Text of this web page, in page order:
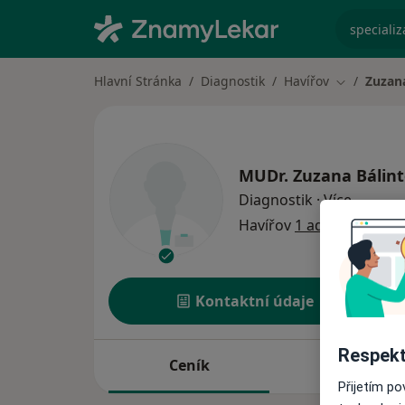
Hlavní Stránka Diagnostik Havířov Změna
MUDr. Zuzana
Diagnostik · Víceo
Havířov 1 adresa
Kontaktní údaje
Ceník Adresy
Přijetím